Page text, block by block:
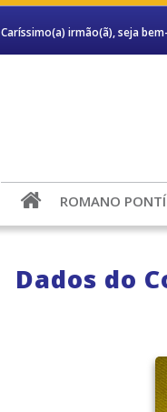
Caríssimo(a) irmão(ã), seja
ROMANO
Dados do